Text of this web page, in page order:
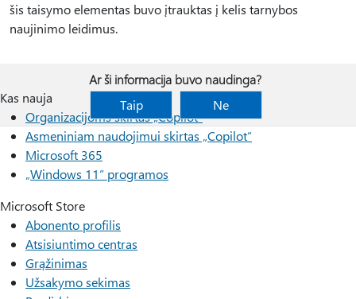
šis taisymo elementas buvo įtrauktas į kelis tarnybos
naujinimo leidimus.
Ar ši informacija buvo naudinga?
Taip
Ne
Kas nauja
Organizacijoms skirtas „Copilot“
Asmeniniam naudojimui skirtas „Copilot“
Microsoft 365
„Windows 11“ programos
Microsoft Store
Abonento profilis
Atsisiuntimo centras
Grąžinimas
Užsakymo sekimas